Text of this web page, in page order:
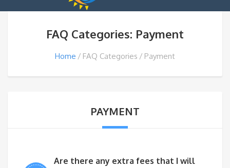
FAQ Categories: Payment
Home FAQ Categories Payment
PAYMENT
Are there any extra fees that I will